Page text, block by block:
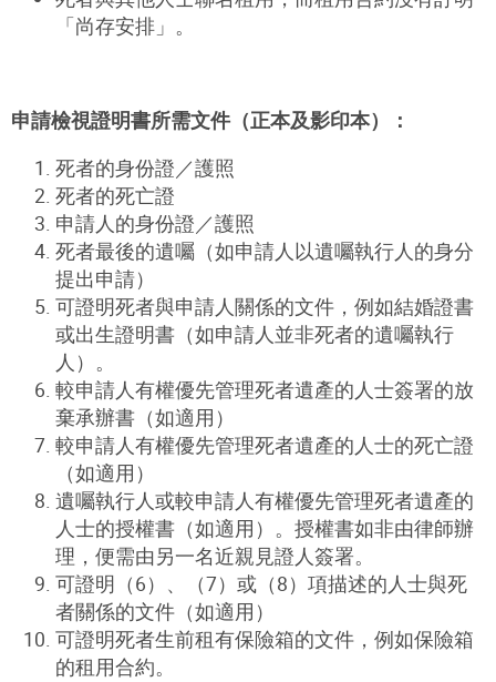
「尚存安排」。
申請檢視證明書所需文件（正本及影印本）：
死者的身份證／護照
死者的死亡證
申請人的身份證／護照
死者最後的遺囑（如申請人以遺囑執行人的身分
提出申請）
可證明死者與申請人關係的文件，例如結婚證書
或出生證明書（如申請人並非死者的遺囑執行
人）。
較申請人有權優先管理死者遺產的人士簽署的放
棄承辦書（如適用）
較申請人有權優先管理死者遺產的人士的死亡證
（如適用）
遺囑執行人或較申請人有權優先管理死者遺產的
人士的授權書（如適用）。授權書如非由律師辦
理，便需由另一名近親見證人簽署。
可證明（6）、（7）或（8）項描述的人士與死
者關係的文件（如適用）
可證明死者生前租有保險箱的文件，例如保險箱
的租用合約。